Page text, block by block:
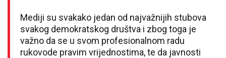
Mediji su svakako jedan od najvažnijih stubova
svakog demokratskog društva i zbog toga je
važno da se u svom profesionalnom radu
rukovode pravim vrijednostima, te da javnosti